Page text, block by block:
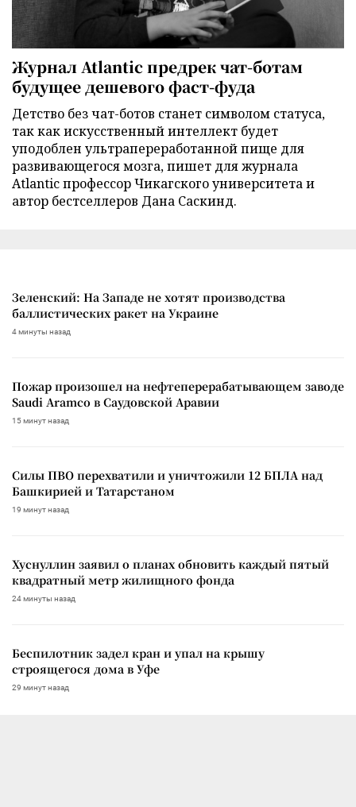
Журнал Atlantic предрек чат-ботам
будущее дешевого фаст-фуда
Детство без чат-ботов станет символом статуса,
так как искусственный интеллект будет
уподоблен ультрапереработанной пище для
развивающегося мозга, пишет для журнала
Atlantic профессор Чикагского университета и
автор бестселлеров Дана Саскинд.
Зеленский: На Западе не хотят производства
баллистических ракет на Украине
4 минуты назад
Пожар произошел на нефтеперерабатывающем заводе
Saudi Aramco в Саудовской Аравии
15 минут назад
Силы ПВО перехватили и уничтожили 12 БПЛА над
Башкирией и Татарстаном
19 минут назад
Хуснуллин заявил о планах обновить каждый пятый
квадратный метр жилищного фонда
24 минуты назад
Беспилотник задел кран и упал на крышу
строящегося дома в Уфе
29 минут назад